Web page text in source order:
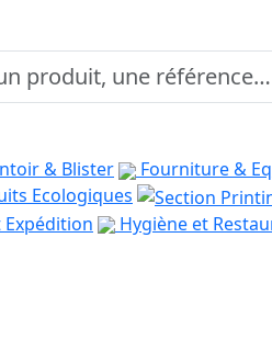
& Blister Fourniture &
Ecologiques
Expédition Hygiène et